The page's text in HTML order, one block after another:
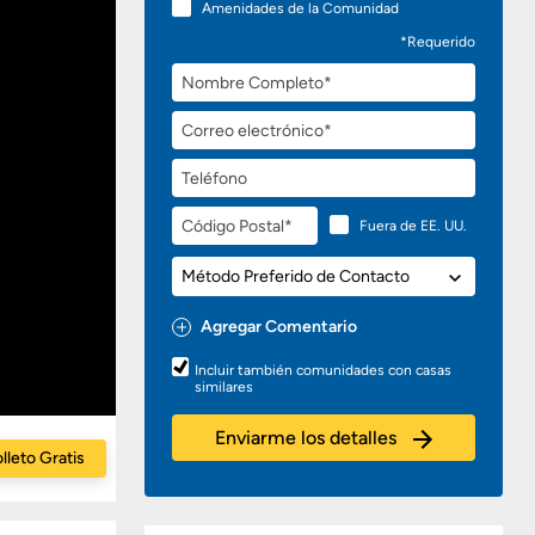
Amenidades de la Comunidad
*Requerido
Nombre
Completo
Correo
electrónico
Teléfono
Código
Postal
Fuera de EE. UU.
Método
Preferido
de
Contacto
Agregar Comentario
Preguntas
o
Comentarios
Incluir también comunidades con casas
similares
Enviarme los detalles
Gratis